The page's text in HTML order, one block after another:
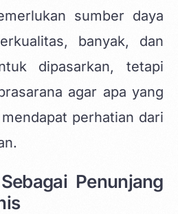
sumber daya
banyak, dan
dipasarkan, tetapi
agar apa yang
perhatian dari
Penunjang